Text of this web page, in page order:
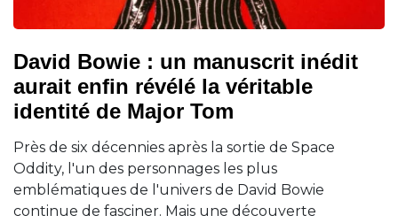
David Bowie : un manuscrit inédit
aurait enfin révélé la véritable
identité de Major Tom
Près de six décennies après la sortie de Space
Oddity, l'un des personnages les plus
emblématiques de l'univers de David Bowie
continue de fasciner. Mais une découverte